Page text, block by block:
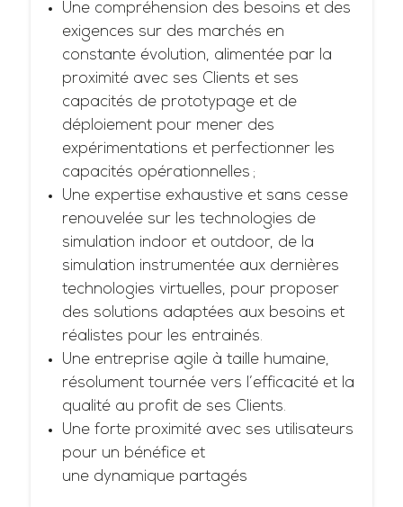
Une compréhension des besoins et des
exigences sur des marchés en
constante évolution, alimentée par la
proximité avec ses Clients et ses
capacités de prototypage et de
déploiement pour mener des
expérimentations et perfectionner les
capacités opérationnelles ;
Une expertise exhaustive et sans cesse
renouvelée sur les technologies de
simulation indoor et outdoor, de la
simulation instrumentée aux dernières
technologies virtuelles, pour proposer
des solutions adaptées aux besoins et
réalistes pour les entrainés.
Une entreprise agile à taille humaine,
résolument tournée vers l’efficacité et la
qualité au profit de ses Clients.
Une forte proximité avec ses utilisateurs
pour un bénéfice et
une dynamique partagés